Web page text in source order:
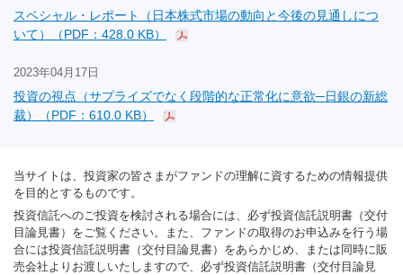
スペシャル・レポート（日本株式市場の動向と今後の見通しにつ
いて）（PDF：428.0 KB）
2023年04月17日
投資の視点（サプライズでなく段階的な正常化に意欲─日銀の新総
裁）（PDF：610.0 KB）
当サイトは、投資家の皆さまがファンドの理解に資するための情報提供
を目的とするものです。
投資信託へのご投資を検討される場合には、必ず投資信託説明書（交付
目論見書）をご覧ください。また、ファンドの取得のお申込みを行う場
合には投資信託説明書（交付目論見書）をあらかじめ、または同時に販
売会社よりお渡しいたしますので、必ず投資信託説明書（交付目論見